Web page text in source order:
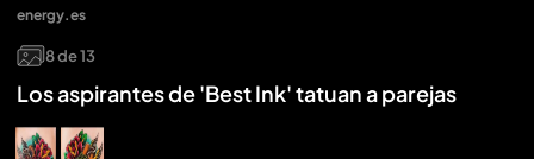
8de13
Los aspirantes de 'Best Ink' tatuan a parejas
energy.es